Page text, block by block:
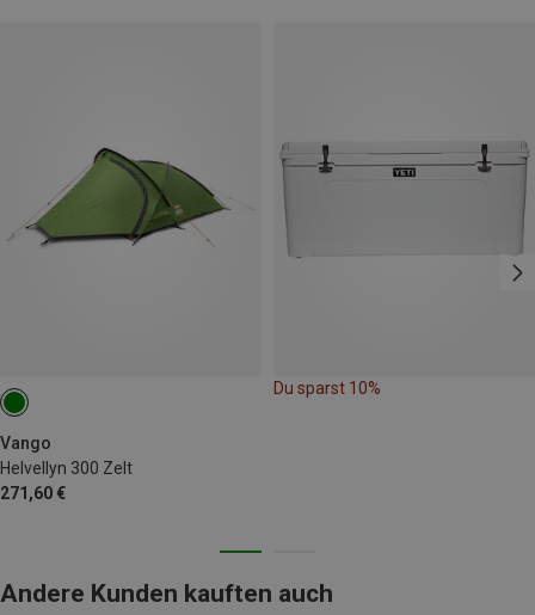
Vango
Helvellyn 300 Zelt
271,60 €
Du sparst 10%
Andere Kunden kauften auch